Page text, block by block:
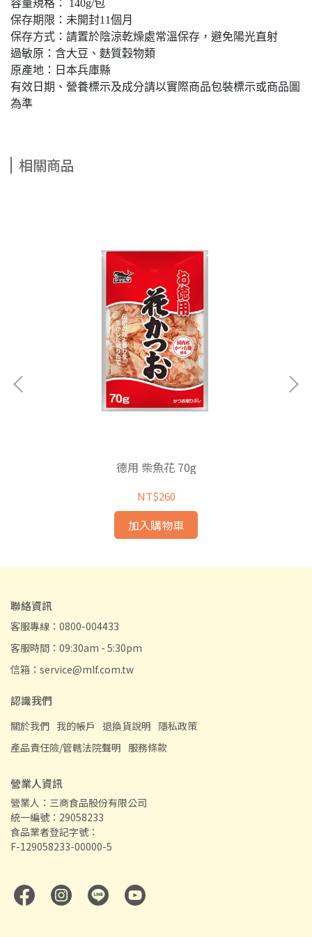
容量規格： 140g/包
保存期限：未開封11個月
保存方式：請置於陰涼乾燥處常溫保存，避免陽光直射
過敏原：含大豆、麩質穀物類
原產地：日本兵庫縣
有效日期、營養標示及成分請以實際商品包裝標示或商品圖
為準
相關商品
德用 柴魚花 70g
NT$260
加入購物車
聯絡資訊
客服專線：0800-004433
客服時間：09:30am - 5:30pm
信箱：service@mlf.com.tw
認識我們
關於我們 我的帳戶 退換貨說明 隱私政策
產品責任險/管轄法院聲明 服務條款
營業人資訊
營業人：三商食品股份有限公司
統一編號：29058233
食品業者登記字號：
F-129058233-00000-5